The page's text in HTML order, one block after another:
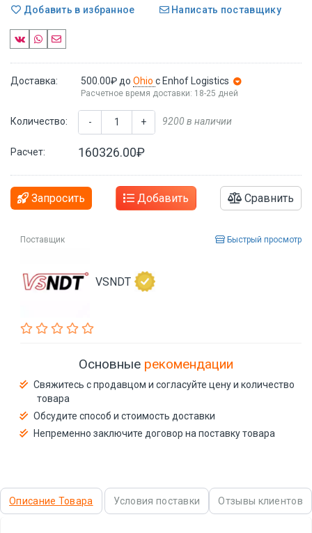
Добавить в избранное
Написать поставщику
Доставка: 500.00₽ до Ohio с Enhof Logistics
Расчетное время доставки: 18-25 дней
Количество: - + 9200 в наличии
Расчет: 160326.00₽
Запросить Добавить Сравнить
Поставщик Быстрый просмотр
VSNDT
Основные рекомендации
Свяжитесь с продавцом и согласуйте цену и количество
товара
Обсудите способ и стоимость доставки
Непременно заключите договор на поставку товара
Описание Товара Условия поставки Отзывы клиентов